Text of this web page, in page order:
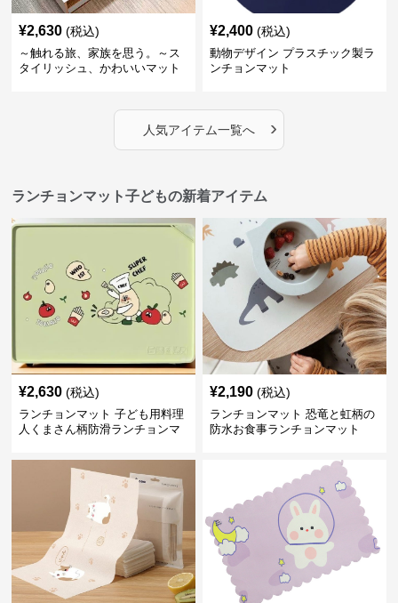
¥2,630 (税込)
～触れる旅、家族を思う。～ス
タイリッシュ、かわいいマット
¥2,400 (税込)
動物デザイン プラスチック製ラ
ンチョンマット
人気アイテム一覧へ ›
ランチョンマット子どもの新着アイテム
¥2,630 (税込)
ランチョンマット 子ども用料理
人くまさん柄防滑ランチョンマ
¥2,190 (税込)
ランチョンマット 恐竜と虹柄の
防水お食事ランチョンマット